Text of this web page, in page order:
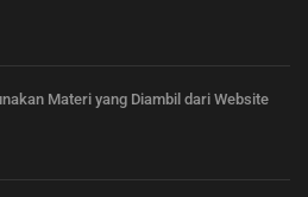
Materi yang Diambil dari Website